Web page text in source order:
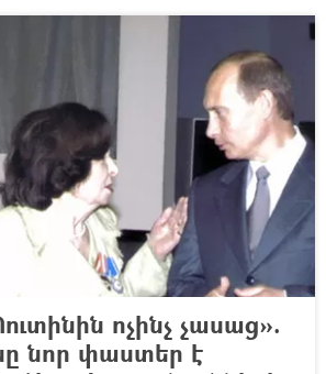
ոչինչ չասաց».
նոր փաստեր է